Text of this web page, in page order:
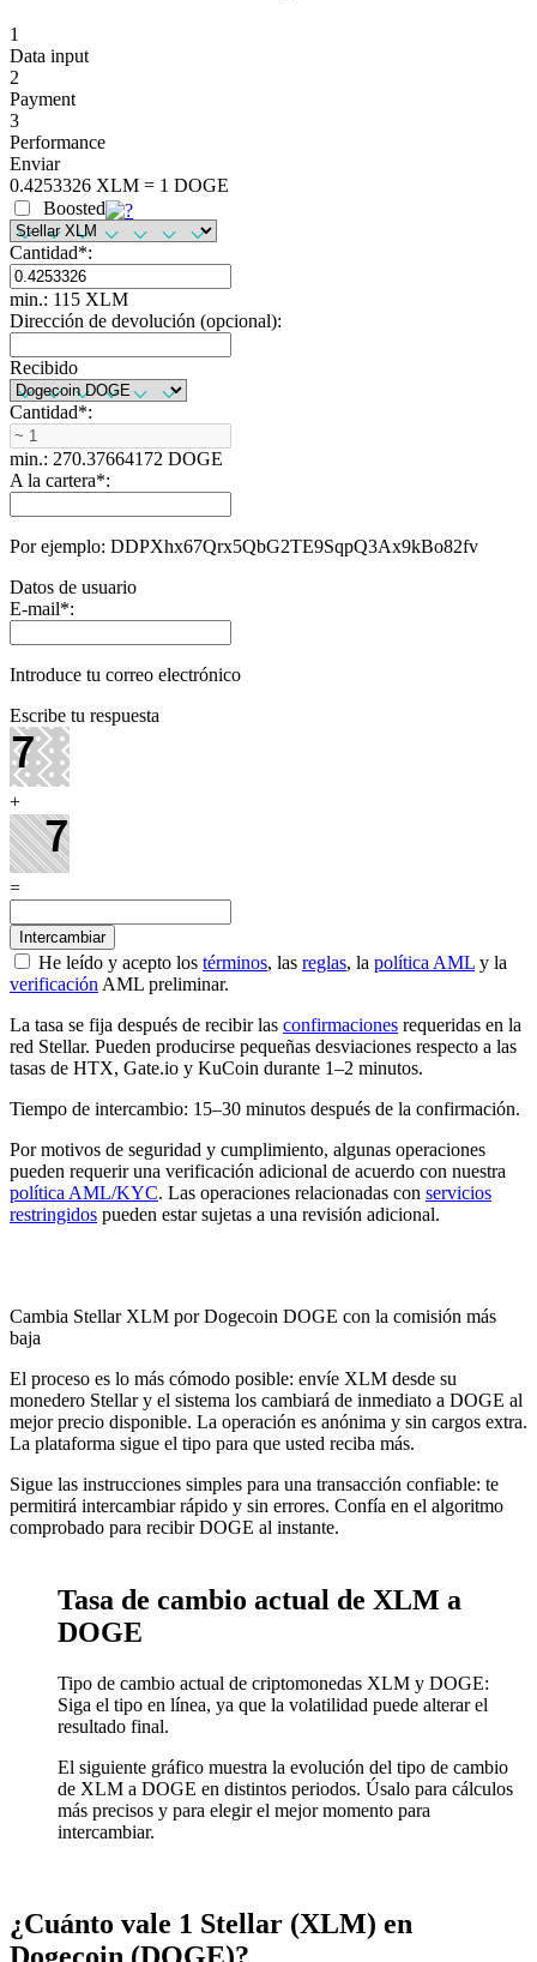
1
Data input
2
Payment
3
Performance
Enviar
0.4253326 XLM = 1 DOGE
Boosted
Cantidad*:
min.: 115 XLM
Dirección de devolución (opcional):
Recibido
Cantidad*:
min.: 270.37664172 DOGE
A la cartera*:
Por ejemplo: DDPXhx67Qrx5QbG2TE9SqpQ3Ax9kBo82fv
Datos de usuario
E-mail*:
Introduce tu correo electrónico
Escribe tu respuesta
+
=
He leído y acepto los términos, las reglas, la política AML y la
verificaciónAML preliminar.
La tasa se fija después de recibir las confirmaciones requeridas en la
red Stellar. Pueden producirse pequeñas desviaciones respecto a las
tasas de HTX, Gate.io y KuCoin durante 1–2 minutos.
Tiempo de intercambio: 15–30 minutos después de la confirmación.
Por motivos de seguridad y cumplimiento, algunas operaciones
pueden requerir una verificación adicional de acuerdo con nuestra
política AML/KYC. Las operaciones relacionadas con servicios
restringidos pueden estar sujetas a una revisión adicional.
Cambia Stellar XLM por Dogecoin DOGE con la comisión más
baja
El proceso es lo más cómodo posible: envíe XLM desde su
monedero Stellar y el sistema los cambiará de inmediato a DOGE al
mejor precio disponible. La operación es anónima y sin cargos extra.
La plataforma sigue el tipo para que usted reciba más.
Sigue las instrucciones simples para una transacción confiable: te
permitirá intercambiar rápido y sin errores. Confía en el algoritmo
comprobado para recibir DOGE al instante.
Tasa de cambio actual de XLM a
DOGE
Tipo de cambio actual de criptomonedas XLM y DOGE:
Siga el tipo en línea, ya que la volatilidad puede alterar el
resultado final.
El siguiente gráfico muestra la evolución del tipo de cambio
de XLM a DOGE en distintos periodos. Úsalo para cálculos
más precisos y para elegir el mejor momento para
intercambiar.
¿Cuánto vale 1 Stellar (XLM) en